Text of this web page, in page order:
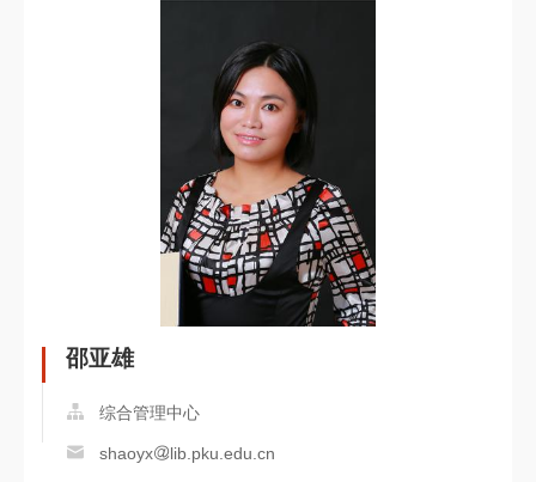
邵亚雄
综合管理中心
shaoyx lib.pku.edu.cn